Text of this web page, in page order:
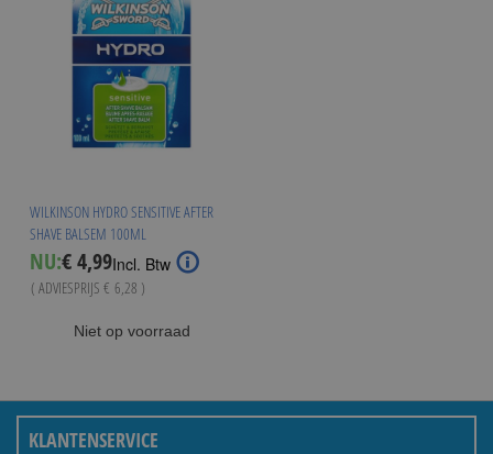
WILKINSON HYDRO SENSITIVE AFTER
SHAVE BALSEM 100ML
NU:Special
Price
€ 4,99Incl. Btw
( ADVIESPRIJS € 6,28 )
Niet op voorraad
KLANTENSERVICE